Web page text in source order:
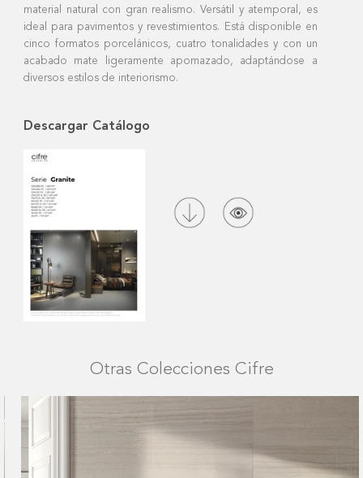
Descargar Catálogo
material natural con gran realismo. Versátil y atemporal, es
ideal para pavimentos y revestimientos. Está disponible en
cinco formatos porcelánicos, cuatro tonalidades y con un
acabado mate ligeramente apomazado, adaptándose a
diversos estilos de interiorismo.
Otras Colecciones Cifre